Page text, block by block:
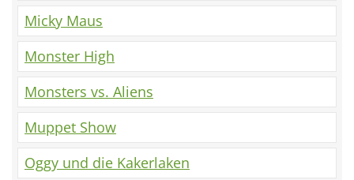
Micky Maus
Monster High
Monsters vs. Aliens
Muppet Show
Oggy und die Kakerlaken